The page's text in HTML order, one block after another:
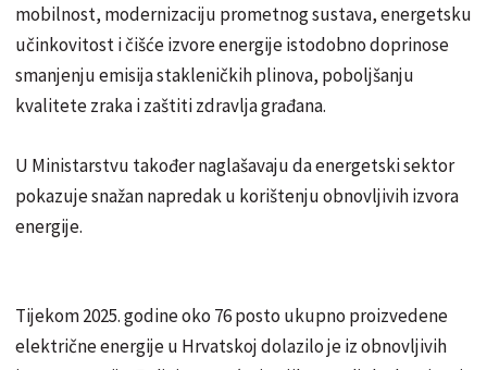
mobilnost, modernizaciju prometnog sustava, energetsku
učinkovitost i čišće izvore energije istodobno doprinose
smanjenju emisija stakleničkih plinova, poboljšanju
kvalitete zraka i zaštiti zdravlja građana.
U Ministarstvu također naglašavaju da energetski sektor
pokazuje snažan napredak u korištenju obnovljivih izvora
energije.
Tijekom 2025. godine oko 76 posto ukupno proizvedene
električne energije u Hrvatskoj dolazilo je iz obnovljivih